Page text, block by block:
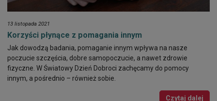
13 listopada 2021
Korzyści płynące z pomagania innym
Jak dowodzą badania, pomaganie innym wpływa na nasze
poczucie szczęścia, dobre samopoczucie, a nawet zdrowie
fizyczne. W Światowy Dzień Dobroci zachęcamy do pomocy
innym, a pośrednio – również sobie.
Czytaj dalej